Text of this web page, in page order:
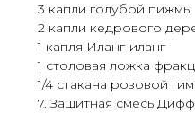
3 капли голубой пижмы
2 капли кедрового
1 капля Иланг-иланг
1 столовая ложка
1/4 стакана розовой
7. Защитная смесь